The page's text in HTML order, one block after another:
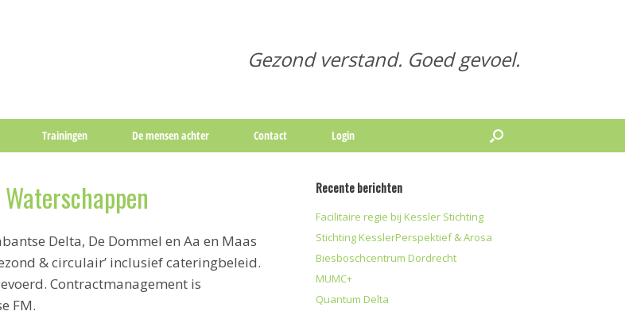
Gezond verstand. Goed gevoel.
Trainingen De mensen achter Contact Login
Delta, De Dommel en Aa en Maas
& circulair’ inclusief cateringbeleid.
Contractmanagement is
FM.
Recente berichten
Facilitaire regie bij Kessler Stichting
Stichting KesslerPerspektief & Arosa
Biesboschcentrum Dordrecht
MUMC+
Quantum Delta